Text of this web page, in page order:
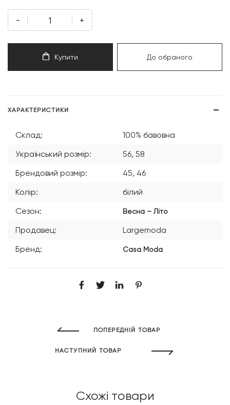
- +
Купити До обраного
ХАРАКТЕРИСТИКИ
Склад:
100% бавовна
Український розмір:
56, 58
Брендовий розмір:
45, 46
Колір:
білий
Сезон:
Весна – Літо
Продавец:
Largemoda
Бренд:
Casa Moda
ПОПЕРЕДНІЙ ТОВАР
НАСТУПНИЙ ТОВАР
Схожі товари